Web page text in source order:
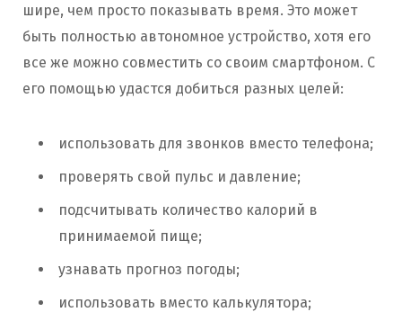
шире, чем просто показывать время. Это может
быть полностью автономное устройство, хотя его
все же можно совместить со своим смартфоном. С
его помощью удастся добиться разных целей:
использовать для звонков вместо телефона;
проверять свой пульс и давление;
подсчитывать количество калорий в
принимаемой пище;
узнавать прогноз погоды;
использовать вместо калькулятора;